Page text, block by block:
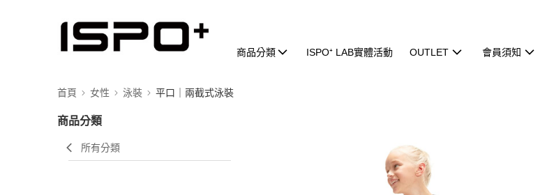
商品分類 ISPO⁺ LAB實體活動 OUTLET 會員須知
首頁 女性 泳裝 平口｜兩截式泳裝
商品分類
所有分類